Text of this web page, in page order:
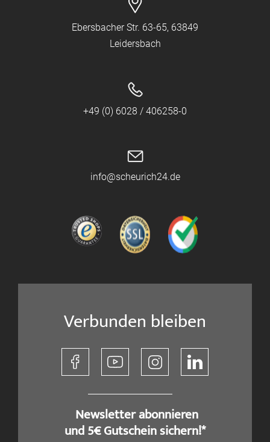
Ebersbacher Str. 63-65, 63849
Leidersbach
+49 (0) 6028 / 406258-0
info@scheurich24.de
Verbunden bleiben
​ Newsletter abonnieren
und 5€ Gutschein sichern!*